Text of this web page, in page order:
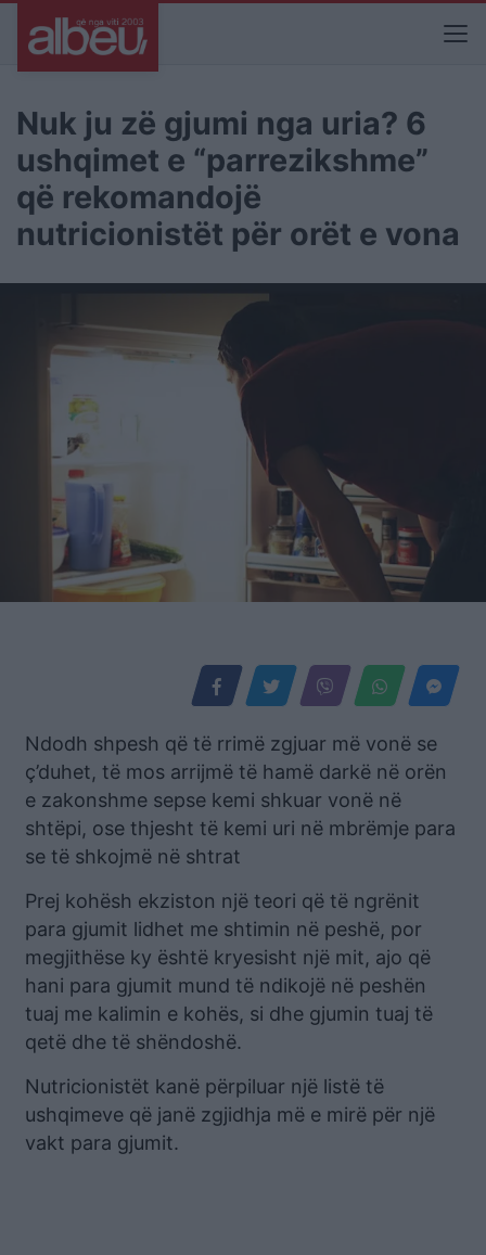
Nuk ju zë gjumi nga uria? 6
ushqimet e “parrezikshme”
që rekomandojë
nutricionistët për orët e vona
Ndodh shpesh që të rrimë zgjuar më vonë se
ç’duhet, të mos arrijmë të hamë darkë në orën
e zakonshme sepse kemi shkuar vonë në
shtëpi, ose thjesht të kemi uri në mbrëmje para
se të shkojmë në shtrat
Prej kohësh ekziston një teori që të ngrënit
para gjumit lidhet me shtimin në peshë, por
megjithëse ky është kryesisht një mit, ajo që
hani para gjumit mund të ndikojë në peshën
tuaj me kalimin e kohës, si dhe gjumin tuaj të
qetë dhe të shëndoshë.
Nutricionistët kanë përpiluar një listë të
ushqimeve që janë zgjidhja më e mirë për një
vakt para gjumit.